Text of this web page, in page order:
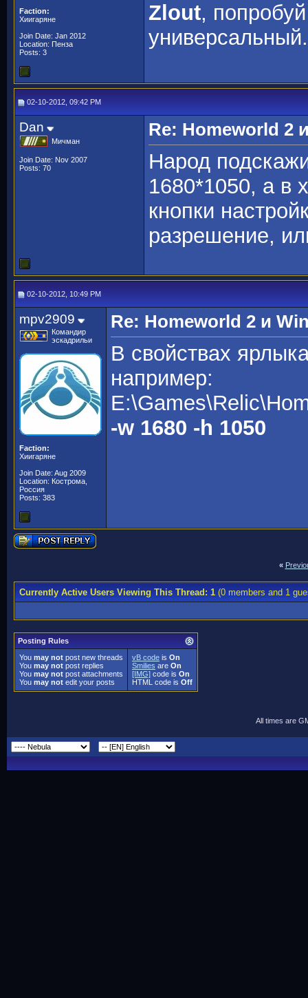
Faction:
Хиигаряне
Join Date: Jan 2012
Location: Пенза
Posts: 3
Zlout,
02-10-2012, 09:42 PM
Dan
Мичман
Join Date: Nov 2007
Posts: 70
Re: Homeworld 2
Народ
1680*1050, а в
кнопки
разрешение,
02-10-2012, 10:49 PM
mpv2909
Командир
эскадрильи
Faction:
Хиигаряне
Join Date: Aug 2009
Location: Кострома,
Россия
Posts: 383
Re: Homeworld 2 и
В свойствах
например:
-w 1680 -h 1050
«
Currently Active Users Viewing This Thread: 1(0 members and 1
Posting Rules
You may not post new threads
You may not post replies
You may not post attachments
You may not edit your posts
vB code is On
Smilies are On
[IMG] code is On
HTML code is Off
All times are